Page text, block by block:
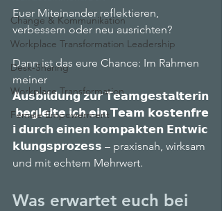
Change & Kommunikation
Workplace Transformation Leadership
Desk-Sharing
Workplace Transformation
Female Empowerment
Euer Miteinander reflektieren,
verbessern oder neu ausrichten?
Dann ist das eure Chance: Im Rahmen
meiner
𝗔𝘂𝘀𝗯𝗶𝗹𝗱𝘂𝗻𝗴 𝘇𝘂𝗿 𝗧𝗲𝗮𝗺𝗴𝗲𝘀𝘁𝗮𝗹𝘁𝗲𝗿𝗶𝗻
𝗯𝗲𝗴𝗹𝗲𝗶𝘁𝗲 𝗶𝗰𝗵 𝗲𝗶𝗻 𝗧𝗲𝗮𝗺 𝗸𝗼𝘀𝘁𝗲𝗻𝗳𝗿𝗲
𝗶 𝗱𝘂𝗿𝗰𝗵 𝗲𝗶𝗻𝗲𝗻 𝗸𝗼𝗺𝗽𝗮𝗸𝘁𝗲𝗻 𝗘𝗻𝘁𝘄𝗶𝗰
𝗸𝗹𝘂𝗻𝗴𝘀𝗽𝗿𝗼𝘇𝗲𝘀𝘀 – praxisnah, wirksam
und mit echtem Mehrwert.
Was erwartet euch bei